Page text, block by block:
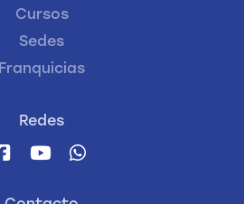
Cursos
Sedes
Franquicias
Redes